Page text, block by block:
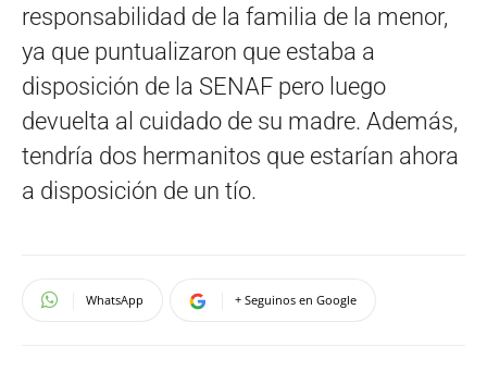
responsabilidad de la familia de la menor,
ya que puntualizaron que estaba a
disposición de la SENAF pero luego
devuelta al cuidado de su madre. Además,
tendría dos hermanitos que estarían ahora
a disposición de un tío.
WhatsApp + Seguinos en Google